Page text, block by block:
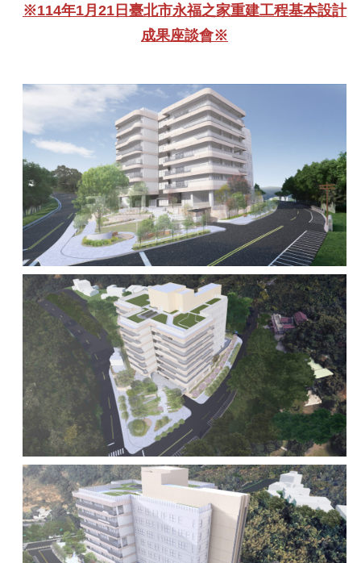
※114年1月21日臺北市永福之家重建工程基本設計
成果座談會※